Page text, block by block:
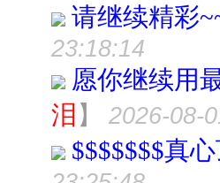
请继续精彩
23:18:14
愿你继续用
泪 】 2026-08-
$$$$$$$真